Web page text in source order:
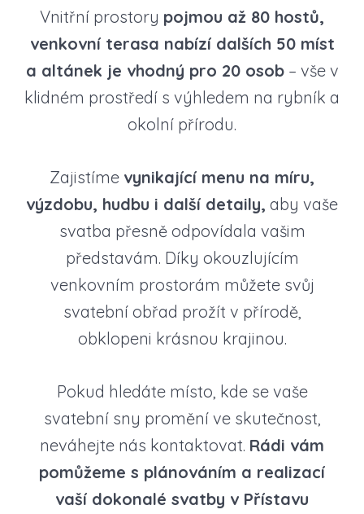
Vnitřní prostory pojmou až 80 hostů,
venkovní terasa nabízí dalších 50 míst
a altánek je vhodný pro 20 osob– vše v
klidném prostředí s výhledem na rybník a
okolní přírodu.
Zajistíme vynikající menu na míru,
výzdobu, hudbu i další detaily, aby vaše
svatba přesně odpovídala vašim
představám. Díky okouzlujícím
venkovním prostorám můžete svůj
svatební obřad prožít v přírodě,
obklopeni krásnou krajinou.
Pokud hledáte místo, kde se vaše
svatební sny promění ve skutečnost,
neváhejte nás kontaktovat. Rádi vám
pomůžeme s plánováním a realizací
vaší dokonalé svatby v Přístavu